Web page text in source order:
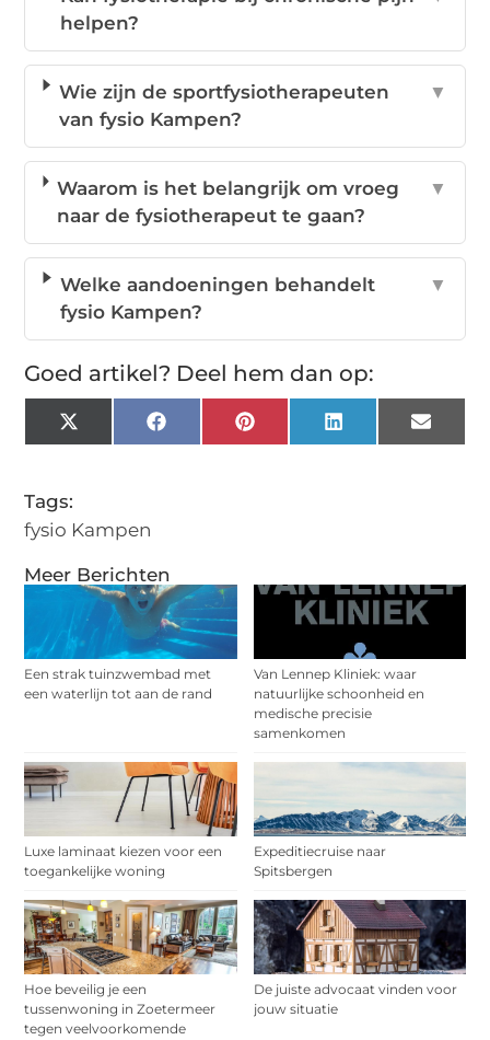
Meer Berichten
Een strak tuinzwembad met
een waterlijn tot aan de rand
Van Lennep Kliniek: waar
natuurlijke schoonheid en
medische precisie
samenkomen
Luxe laminaat kiezen voor een
toegankelijke woning
Expeditiecruise naar
Spitsbergen
Hoe beveilig je een
tussenwoning in Zoetermeer
tegen veelvoorkomende
De juiste advocaat vinden voor
jouw situatie
helpen?
Wie zijn de sportfysiotherapeuten
van fysio Kampen?
▼
Waarom is het belangrijk om vroeg
naar de fysiotherapeut te gaan?
▼
Welke aandoeningen behandelt
fysio Kampen?
▼
Goed artikel? Deel hem dan op:
X
(Twitter)
FacebookPinterestLinkedInEmail
Tags:
fysio Kampen